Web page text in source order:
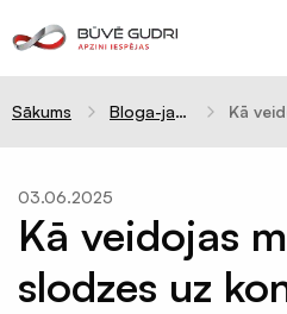
Sākums Bloga-jaunumi
03.06.2025
Kā veidojas
slodzes uz
Celtniecības
plēves
Difūzijas